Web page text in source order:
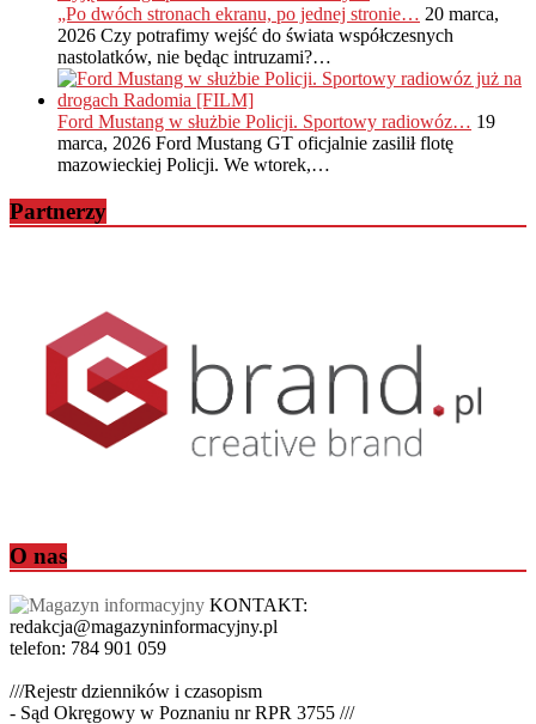
„Po dwóch stronach ekranu, po jednej stronie… 20 marca,
2026 Czy potrafimy wejść do świata współczesnych
nastolatków, nie będąc intruzami?…
Ford Mustang w służbie Policji. Sportowy radiowóz… 19
marca, 2026 Ford Mustang GT oficjalnie zasilił flotę
mazowieckiej Policji. We wtorek,…
Partnerzy
O nas
KONTAKT:
redakcja@magazyninformacyjny.pl
telefon: 784 901 059
///Rejestr dzienników i czasopism
- Sąd Okręgowy w Poznaniu nr RPR 3755 ///